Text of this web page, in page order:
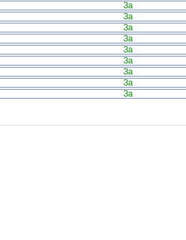
За
За
За
За
За
За
За
За
За